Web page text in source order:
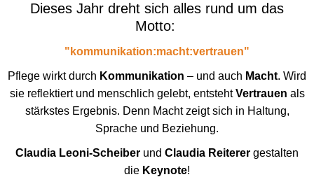
Dieses Jahr dreht sich alles rund um das
Motto:
"kommunikation:macht:vertrauen"
Pflege wirkt durch Kommunikation – und auch Macht. Wird
sie reflektiert und menschlich gelebt, entstehtVertrauen als
stärkstes Ergebnis. Denn Macht zeigt sich in Haltung,
Sprache und Beziehung.​​​​​​
Claudia Leoni-Scheiber und Claudia Reiterer gestalten
die Keynote!